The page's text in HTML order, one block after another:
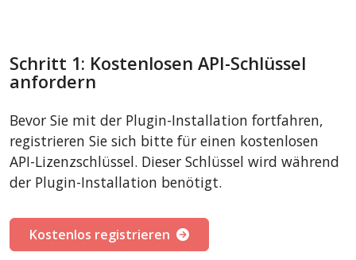
Schritt 1: Kostenlosen API-Schlüssel
anfordern
Bevor Sie mit der Plugin-Installation fortfahren,
registrieren Sie sich bitte für einen kostenlosen
API-Lizenzschlüssel. Dieser Schlüssel wird während
der Plugin-Installation benötigt.
Kostenlos registrieren